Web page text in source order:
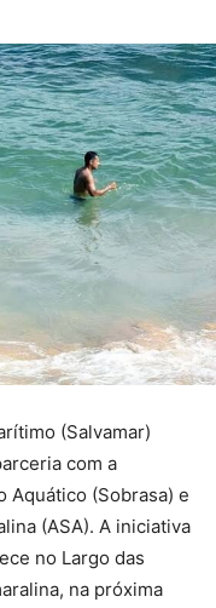
(Salvamar)
com a
Aquático (Sobrasa) e
(ASA). A iniciativa
no Largo das
na próxima